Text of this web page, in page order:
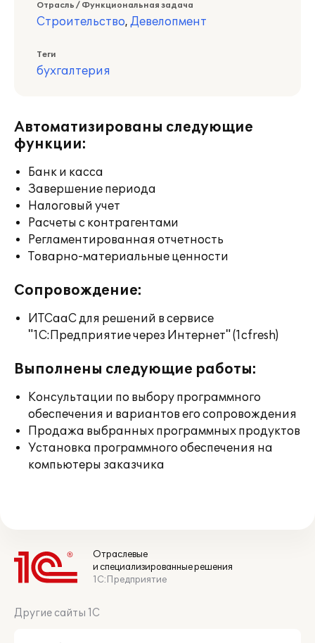
Отрасль / Функциональная задача
Строительство, Девелопмент
Теги
бухгалтерия
Автоматизированы следующие
функции:
Банк и касса
Завершение периода
Налоговый учет
Расчеты с контрагентами
Регламентированная отчетность
Товарно-материальные ценности
Сопровождение:
ИТСааС для решений в сервисе
"1С:Предприятие через Интернет" (1cfresh)
Выполнены следующие работы:
Консультации по выбору программного
обеспечения и вариантов его сопровождения
Продажа выбранных программных продуктов
Установка программного обеспечения на
компьютеры заказчика
Отраслевые
и специализированные решения
1С:Предприятие
Другие сайты 1С